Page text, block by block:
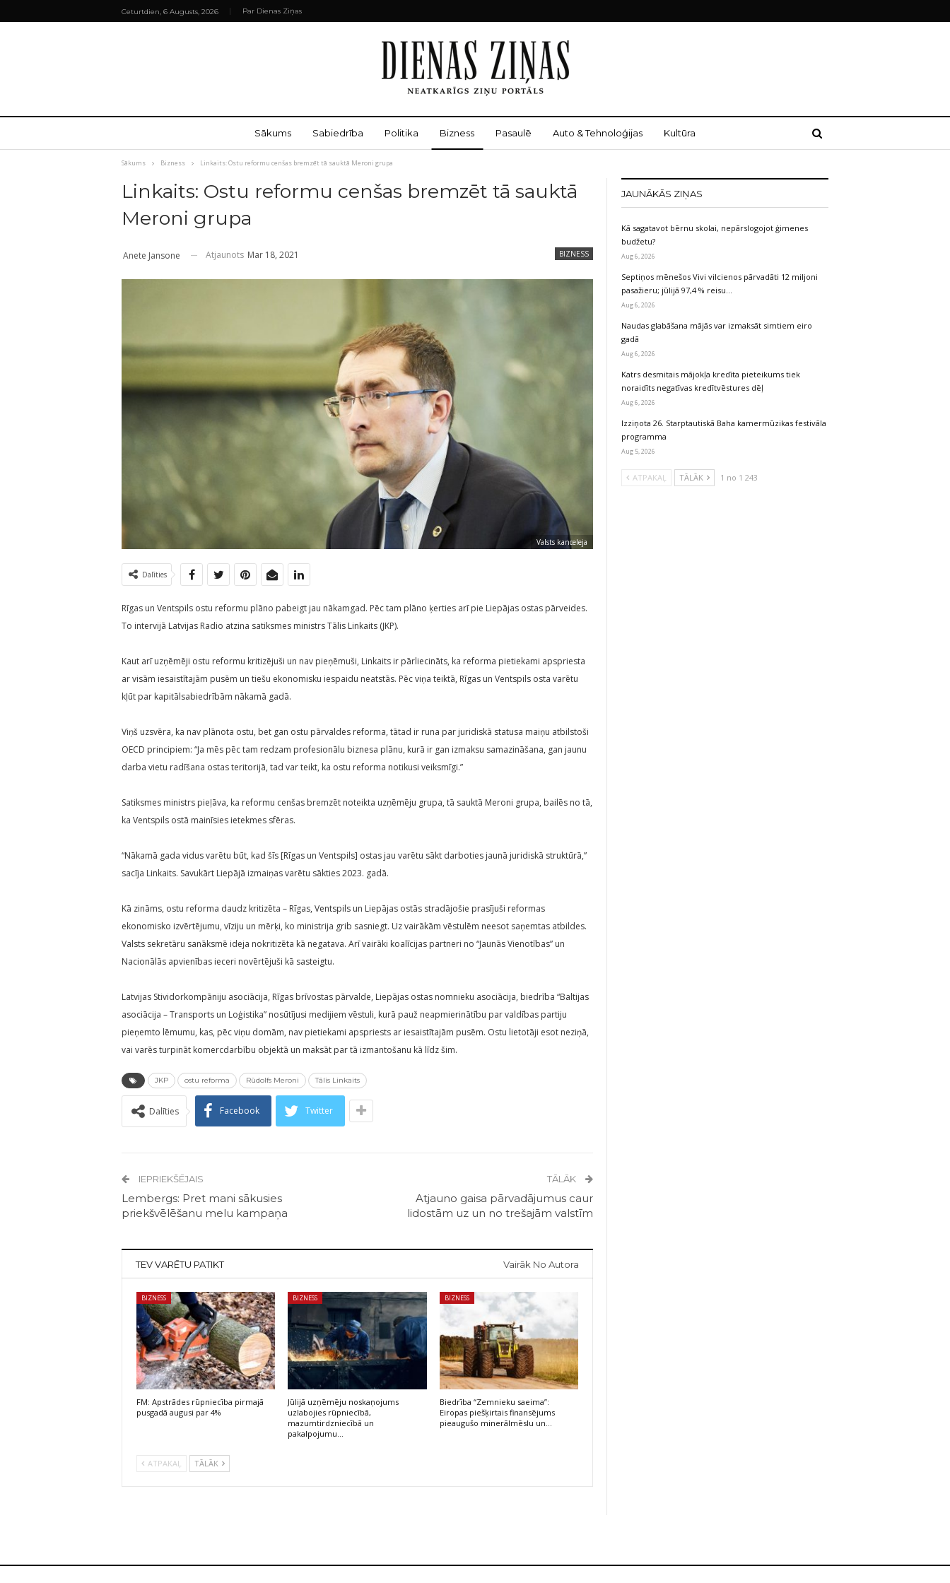
Ceturtdien, 6 Augusts, 2026 Par Dienas Ziņas
Sākums Sabiedrība Politika Bizness Pasaulē Auto & Tehnoloģijas Kultūra
Sākums Bizness Linkaits: Ostu reformu cenšas bremzēt tā sauktā Meroni grupa
Linkaits: Ostu reformu cenšas bremzēt tā sauktā
Meroni grupa
BIZNESS
Anete Jansone Atjaunots Mar 18, 2021
Valsts kanceleja
Dalīties
Rīgas un Ventspils ostu reformu plāno pabeigt jau nākamgad. Pēc tam plāno ķerties arī pie Liepājas ostas pārveides.
To intervijā Latvijas Radio atzina satiksmes ministrs Tālis Linkaits (JKP).
Kaut arī uzņēmēji ostu reformu kritizējuši un nav pieņēmuši, Linkaits ir pārliecināts, ka reforma pietiekami apspriesta
ar visām iesaistītajām pusēm un tiešu ekonomisku iespaidu neatstās. Pēc viņa teiktā, Rīgas un Ventspils osta varētu
kļūt par kapitālsabiedrībām nākamā gadā.
Viņš uzsvēra, ka nav plānota ostu, bet gan ostu pārvaldes reforma, tātad ir runa par juridiskā statusa maiņu atbilstoši
OECD principiem: “Ja mēs pēc tam redzam profesionālu biznesa plānu, kurā ir gan izmaksu samazināšana, gan jaunu
darba vietu radīšana ostas teritorijā, tad var teikt, ka ostu reforma notikusi veiksmīgi.”
Satiksmes ministrs pieļāva, ka reformu cenšas bremzēt noteikta uzņēmēju grupa, tā sauktā Meroni grupa, bailēs no tā,
ka Ventspils ostā mainīsies ietekmes sfēras.
“Nākamā gada vidus varētu būt, kad šīs [Rīgas un Ventspils] ostas jau varētu sākt darboties jaunā juridiskā struktūrā,”
sacīja Linkaits. Savukārt Liepājā izmaiņas varētu sākties 2023. gadā.
Kā zināms, ostu reforma daudz kritizēta – Rīgas, Ventspils un Liepājas ostās stradājošie prasījuši reformas
ekonomisko izvērtējumu, vīziju un mērķi, ko ministrija grib sasniegt. Uz vairākām vēstulēm neesot saņemtas atbildes.
Valsts sekretāru sanāksmē ideja nokritizēta kā negatava. Arī vairāki koalīcijas partneri no “Jaunās Vienotības” un
Nacionālās apvienības ieceri novērtējuši kā sasteigtu.
Latvijas Stividorkompāniju asociācija, Rīgas brīvostas pārvalde, Liepājas ostas nomnieku asociācija, biedrība “Baltijas
asociācija – Transports un Loģistika” nosūtījusi medijiem vēstuli, kurā pauž neapmierinātību par valdības partiju
pieņemto lēmumu, kas, pēc viņu domām, nav pietiekami apspriests ar iesaistītajām pusēm. Ostu lietotāji esot neziņā,
vai varēs turpināt komercdarbību objektā un maksāt par tā izmantošanu kā līdz šim.
JKP ostu reforma Rūdolfs Meroni Tālis Linkaits
Dalīties Facebook Twitter
IEPRIEKŠĒJAIS
Lembergs: Pret mani sākusies
priekšvēlēšanu melu kampaņa
TĀLĀK
Atjauno gaisa pārvadājumus caur
lidostām uz un no trešajām valstīm
TEV VARĒTU PATIKT Vairāk No Autora
BIZNESS
FM: Apstrādes rūpniecība pirmajā
pusgadā augusi par 4%
BIZNESS
Jūlijā uzņēmēju noskaņojums
uzlabojies rūpniecībā,
mazumtirdzniecībā un
pakalpojumu…
BIZNESS
Biedrība “Zemnieku saeima”:
Eiropas piešķirtais finansējums
pieaugušo minerālmēslu un…
ATPAKAĻ TĀLĀK
JAUNĀKĀS ZIŅAS
Kā sagatavot bērnu skolai, nepārslogojot ģimenes
budžetu?
Aug 6, 2026
Septiņos mēnešos Vivi vilcienos pārvadāti 12 miljoni
pasažieru; jūlijā 97,4 % reisu…
Aug 6, 2026
Naudas glabāšana mājās var izmaksāt simtiem eiro
gadā
Aug 6, 2026
Katrs desmitais mājokļa kredīta pieteikums tiek
noraidīts negatīvas kredītvēstures dēļ
Aug 6, 2026
Izziņota 26. Starptautiskā Baha kamermūzikas festivāla
programma
Aug 5, 2026
ATPAKAĻ TĀLĀK 1 no 1 243